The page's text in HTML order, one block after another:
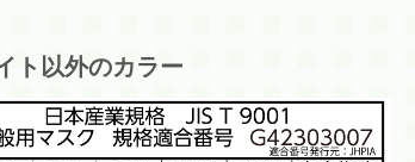
ト以外のカラー